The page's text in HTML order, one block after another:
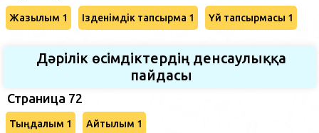
Жазылым 1 Ізденімдік тапсырма 1 Үй тапсырмасы 1
Дәрілік өсімдіктердің денсаулыққа
пайдасы
Страница 72
Тыңдалым 1 Айтылым 1